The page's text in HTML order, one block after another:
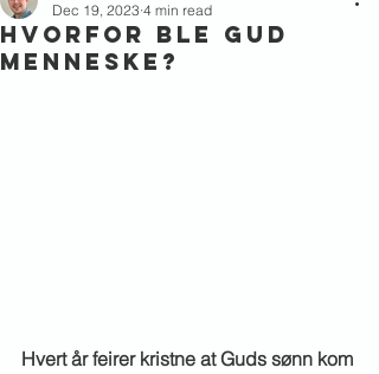
HVORFOR BLE GUD
MENNESKE?
Dec 19, 2023 4 min read
Hvert år feirer kristne at Guds sønn kom